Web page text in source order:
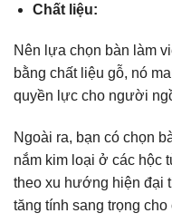
Chất liệu:
Nên lựa chọn bàn làm
bằng chất liệu gỗ, nó
quyền lực cho người
Ngoài ra, bạn có chọn
nắm kim loại ở các hộc
theo xu hướng hiện đại
tăng tính sang trọng cho